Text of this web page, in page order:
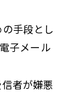
手段とし
子メール
者が嫌悪